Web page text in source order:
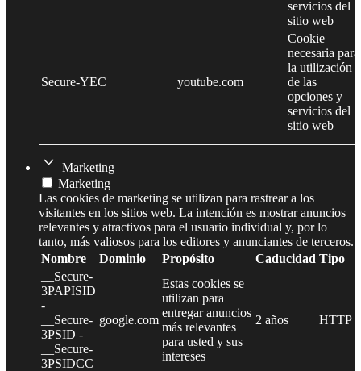
servicios del
sitio web
Secure-YEC youtube.com
Cookie
necesaria para
la utilización
de las
opciones y
servicios del
sitio web
Marketing
Marketing
Las cookies de marketing se utilizan para rastrear a los
visitantes en los sitios web. La intención es mostrar anuncios
relevantes y atractivos para el usuario individual y, por lo
tanto, más valiosos para los editores y anunciantes de terceros.
Nombre
Dominio Propósito Caducidad Tipo
__Secure-
3PAPISID
-
__Secure-
3PSID -
__Secure-
3PSIDCC
google.com
Estas cookies se
utilizan para
entregar anuncios
más relevantes
para usted y sus
intereses
2 años HTTP